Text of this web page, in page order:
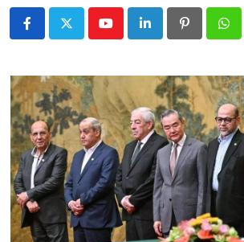
YoutubeLinkedIn Pinterest